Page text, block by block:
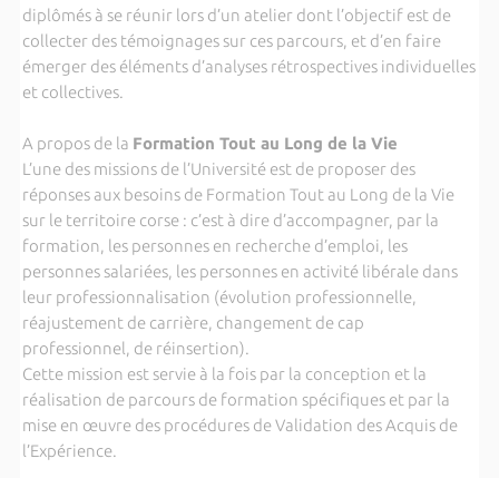
diplômés à se réunir lors d’un atelier dont l’objectif est de
collecter des témoignages sur ces parcours, et d’en faire
émerger des éléments d’analyses rétrospectives individuelles
et collectives.
A propos de la Formation Tout au Long de la Vie
L’une des missions de l’Université est de proposer des
réponses aux besoins de Formation Tout au Long de la Vie
sur le territoire corse : c’est à dire d’accompagner, par la
formation, les personnes en recherche d’emploi, les
personnes salariées, les personnes en activité libérale dans
leur professionnalisation (évolution professionnelle,
réajustement de carrière, changement de cap
professionnel, de réinsertion).
Cette mission est servie à la fois par la conception et la
réalisation de parcours de formation spécifiques et par la
mise en œuvre des procédures de Validation des Acquis de
l’Expérience.